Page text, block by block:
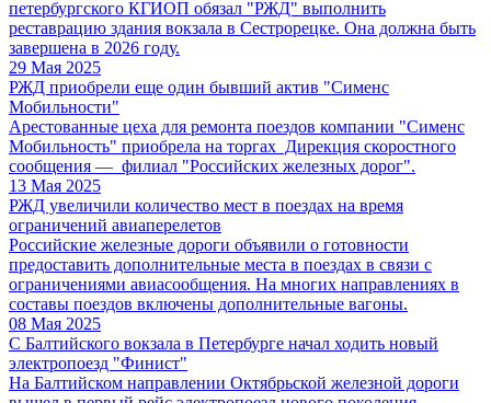
петербургского КГИОП обязал "РЖД" выполнить
реставрацию здания вокзала в Сестрорецке. Она должна быть
завершена в 2026 году.
29 Мая 2025
РЖД приобрели еще один бывший актив "Сименс
Мобильности"
Арестованные цеха для ремонта поездов компании "Сименс
Мобильность" приобрела на торгах Дирекция скоростного
сообщения — филиал "Российских железных дорог".
13 Мая 2025
РЖД увеличили количество мест в поездах на время
ограничений авиаперелетов
Российские железные дороги объявили о готовности
предоставить дополнительные места в поездах в связи с
ограничениями авиасообщения. На многих направлениях в
составы поездов включены дополнительные вагоны.
08 Мая 2025
С Балтийского вокзала в Петербурге начал ходить новый
электропоезд "Финист"
На Балтийском направлении Октябрьской железной дороги